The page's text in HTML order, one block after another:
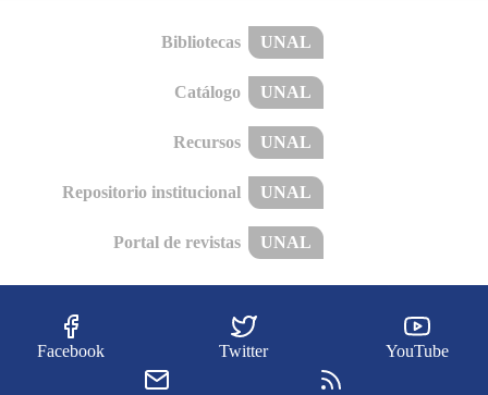
Bibliotecas UNAL
Catálogo UNAL
Recursos UNAL
Repositorio institucional UNAL
Portal de revistas UNAL
Facebook Twitter YouTube